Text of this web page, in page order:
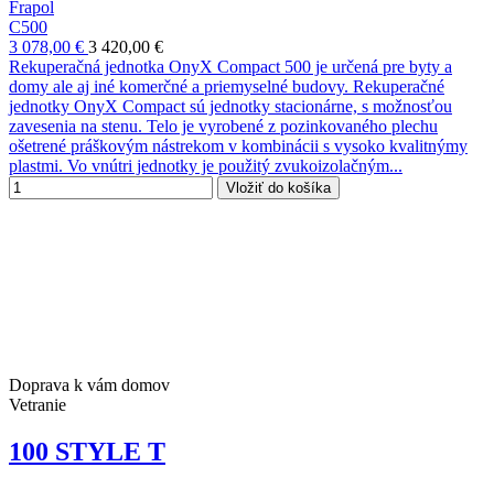
Frapol
C500
3 078,00 € 3 420,00 €
Rekuperačná jednotka OnyX Compact 500 je určená pre byty a
domy ale aj iné komerčné a priemyselné budovy. Rekuperačné
jednotky OnyX Compact sú jednotky stacionárne, s možnosťou
zavesenia na stenu. Telo je vyrobené z pozinkovaného plechu
ošetrené práškovým nástrekom v kombinácii s vysoko kvalitnýmy
plastmi. Vo vnútri jednotky je použitý zvukoizolačným...
Vložiť do košíka
Doprava k vám domov
Vetranie
100 STYLE T